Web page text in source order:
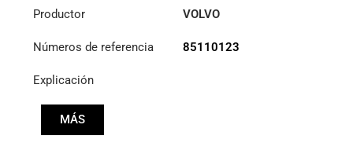
Productor
VOLVO
Números de referencia 85110123
Explicación
MÁS